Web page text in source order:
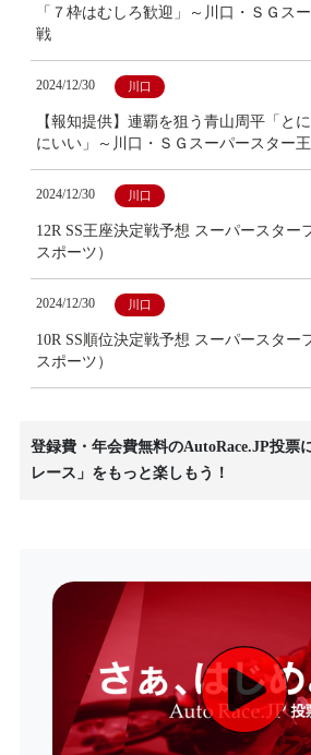
「７枠はむしろ歓迎」～川口・ＳＧス
戦
2024/12/30 川口
【報知提供】連覇を狙う青山周平「と
にいい」～川口・ＳＧスーパースター
2024/12/30 川口
12R SS王座決定戦予想 スーパースター
スポーツ）
2024/12/30 川口
10R SS順位決定戦予想 スーパースター
スポーツ）
登録費・年会費無料のAutoRace.JP投票
レース」をもっと楽しもう！